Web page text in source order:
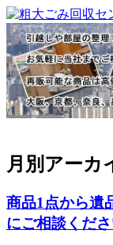
月別アーカ
商品1点から遺
にご相談くださ